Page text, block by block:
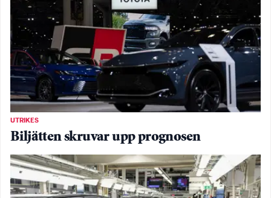
UTRIKES
Biljätten skruvar upp prognosen